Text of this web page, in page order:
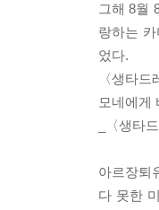
그해 8월
랑하는
었다.
〈생타
모네에게
_〈생타
아르장퇴
다 못한